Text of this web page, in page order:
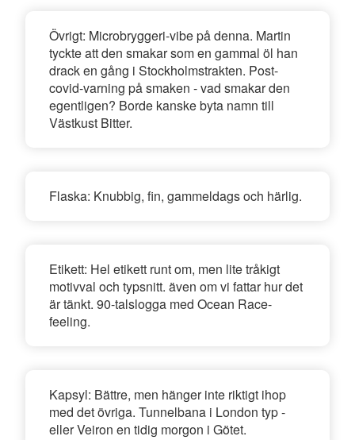
Övrigt: Microbryggeri-vibe på denna. Martin
tyckte att den smakar som en gammal öl han
drack en gång i Stockholmstrakten. Post-
covid-varning på smaken - vad smakar den
egentligen? Borde kanske byta namn till
Västkust Bitter.
Flaska: Knubbig, fin, gammeldags och härlig.
Etikett: Hel etikett runt om, men lite tråkigt
motivval och typsnitt. även om vi fattar hur det
är tänkt. 90-talslogga med Ocean Race-
feeling.
Kapsyl: Bättre, men hänger inte riktigt ihop
med det övriga. Tunnelbana i London typ -
eller Veiron en tidig morgon i Götet.